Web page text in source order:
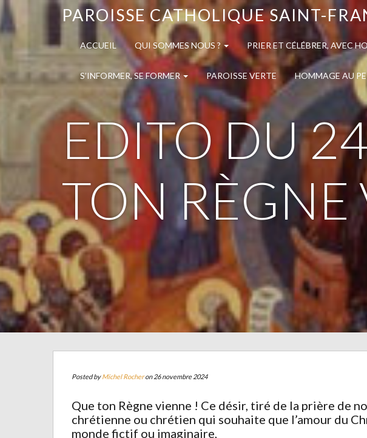
PAROISSE CATHOLIQUE SAINT-
ACCUEIL QUI SOMMES NOUS ? PRIER ET CÉLÉBRER, AVEC
S’INFORMER, SE FORMER PAROISSE VERTE HOMMAGE AU
EDITO DU
TON
Posted byMichel Rocheron 26 novembre 2024
Que ton Règne vienne ! Ce désir, tiré de la prière de
chrétienne ou chrétien qui souhaite que l’amour du
monde fictif ou imaginaire,